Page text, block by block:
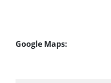
Google Maps: